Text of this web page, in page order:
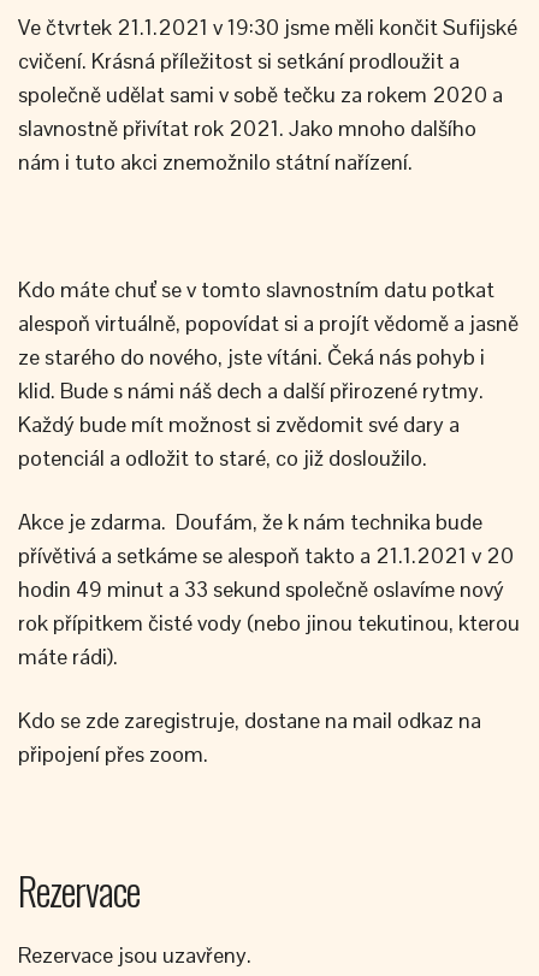
Ve čtvrtek 21.1.2021 v 19:30 jsme měli končit Sufijské
cvičení. Krásná příležitost si setkání prodloužit a
společně udělat sami v sobě tečku za rokem 2020 a
slavnostně přivítat rok 2021. Jako mnoho dalšího
nám i tuto akci znemožnilo státní nařízení.
Kdo máte chuť se v tomto slavnostním datu potkat
alespoň virtuálně, popovídat si a projít vědomě a jasně
ze starého do nového, jste vítáni. Čeká nás pohyb i
klid. Bude s námi náš dech a další přirozené rytmy.
Každý bude mít možnost si zvědomit své dary a
potenciál a odložit to staré, co již dosloužilo.
Akce je zdarma. Doufám, že k nám technika bude
přívětivá a setkáme se alespoň takto a 21.1.2021 v 20
hodin 49 minut a 33 sekund společně oslavíme nový
rok přípitkem čisté vody (nebo jinou tekutinou, kterou
máte rádi).
Kdo se zde zaregistruje, dostane na mail odkaz na
připojení přes zoom.
Rezervace
Rezervace jsou uzavřeny.